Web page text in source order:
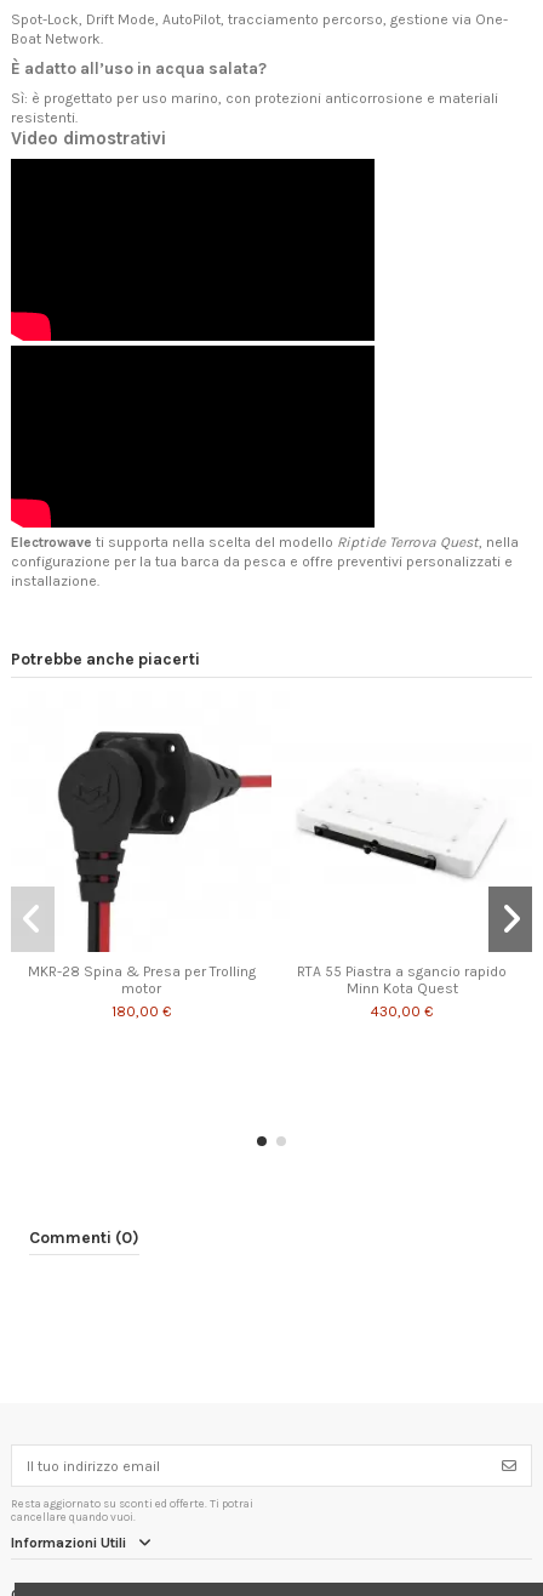
Spot-Lock, Drift Mode, AutoPilot, tracciamento percorso, gestione via One-
Boat Network.
È adatto all’uso in acqua salata?
Sì: è progettato per uso marino, con protezioni anticorrosione e materiali
resistenti.
Video dimostrativi
Electrowave ti supporta nella scelta del modello Riptide Terrova Quest, nella
configurazione per la tua barca da pesca e offre preventivi personalizzati e
installazione.
Potrebbe anche piacerti
MKR-28 Spina & Presa per Trolling
motor
180,00 €
RTA 55 Piastra a sgancio rapido
Minn Kota Quest
430,00 €
Commenti (0)
Resta aggiornato su sconti ed offerte. Ti potrai
cancellare quando vuoi.
Informazioni Utili